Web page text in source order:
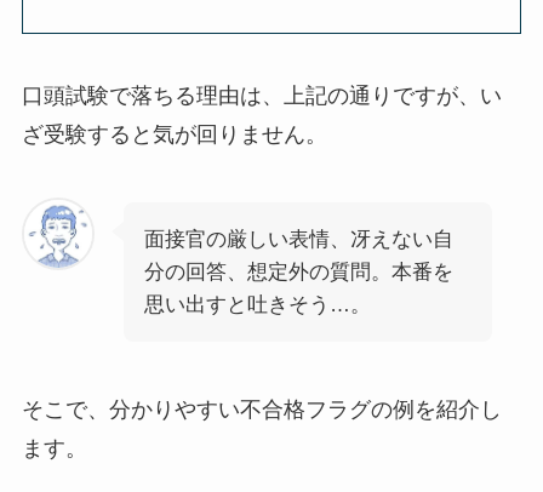
口頭試験で落ちる理由は、上記の通りですが、い
ざ受験すると気が回りません。
面接官の厳しい表情、冴えない自
分の回答、想定外の質問。本番を
思い出すと吐きそう…。
そこで、分かりやすい不合格フラグの例を紹介し
ます。